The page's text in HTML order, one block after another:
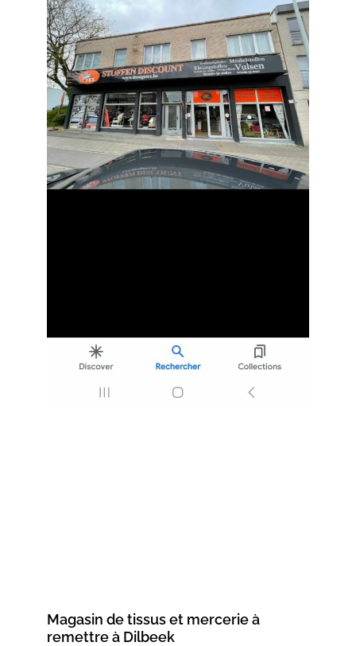
Magasin de tissus et mercerie à
remettre à Dilbeek